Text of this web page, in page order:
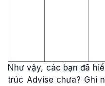
Như vậy, các bạn đã
trúc Advise chưa? Ghi